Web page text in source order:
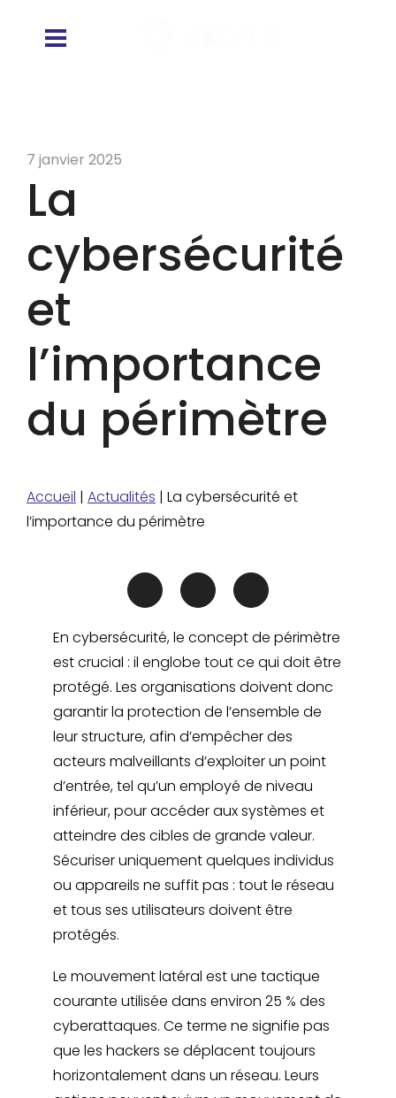
7 janvier 2025
La
cybersécurité
et
l’importance
du périmètre
Accueil | Actualités | La cybersécurité et
l’importance du périmètre
En cybersécurité, le concept de périmètre
est crucial : il englobe tout ce qui doit être
protégé. Les organisations doivent donc
garantir la protection de l’ensemble de
leur structure, afin d’empêcher des
acteurs malveillants d’exploiter un point
d’entrée, tel qu’un employé de niveau
inférieur, pour accéder aux systèmes et
atteindre des cibles de grande valeur.
Sécuriser uniquement quelques individus
ou appareils ne suffit pas : tout le réseau
et tous ses utilisateurs doivent être
protégés.
Le mouvement latéral est une tactique
courante utilisée dans environ 25 % des
cyberattaques. Ce terme ne signifie pas
que les hackers se déplacent toujours
horizontalement dans un réseau. Leurs